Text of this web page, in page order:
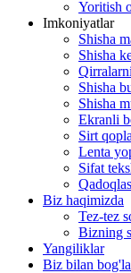
Yoritish
Imkoniyatlar
Shisha
Shisha
Shisha
Shisha
Ekranli
Sirt
Lenta
Sifat
Biz haqimizda
Tez-tez
Bizning
Yangiliklar
Biz bilan